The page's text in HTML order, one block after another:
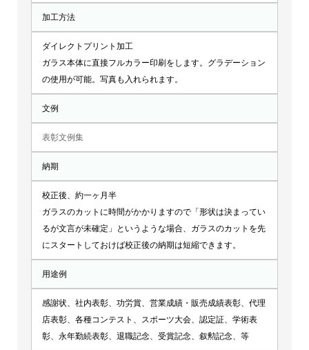
加工方法
ダイレクトプリント加工
ガラス本体に直接フルカラー印刷をします。グラデーション
の使用が可能。写真も入れられます。
文例
表彰文例集
納期
校正後、約一ヶ月半
ガラスのカットに時間がかかりますので「形状は決まってい
るが文言が未確定」というような場合、ガラスのカットを先
にスタートしておけば校正後の納期は短縮できます。
用途例
感謝状、社内表彰、功労賞、営業成績・販売成績表彰、代理
店表彰、各種コンテスト、スポーツ大会、認定証、学術表
彰、永年勤続表彰、退職記念、受賞記念、叙勲記念、等